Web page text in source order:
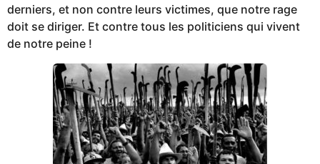
derniers, et non contre leurs victimes, que notre rage
doit se diriger. Et contre tous les politiciens qui vivent
de notre peine !